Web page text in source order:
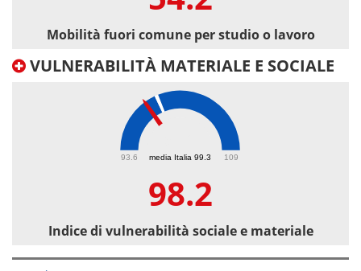
Mobilità fuori comune per studio o lavoro
VULNERABILITÀ MATERIALE E SOCIALE
media Italia 99.3
93.6 109
98.2
Indice di vulnerabilità sociale e materiale